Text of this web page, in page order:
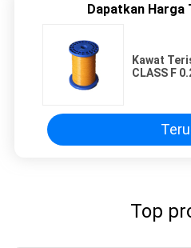
Dapatkan Harga
Kawat
CLASS F
Top